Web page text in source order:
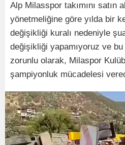
Alp Milasspor takımını satın
yönetmeliğine göre yılda bir
değişikliği kuralı nedeniyle
değişikliği yapamıyoruz ve
zorunlu olarak, Milaspor
şampiyonluk mücadelesi